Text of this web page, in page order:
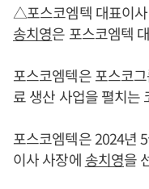
△포스코엠텍 대표이
송치영은 포스코엠텍
포스코엠텍은 포스코
료 생산 사업을 펼치는
포스코엠텍은 2024년
이사 사장에 송치영을